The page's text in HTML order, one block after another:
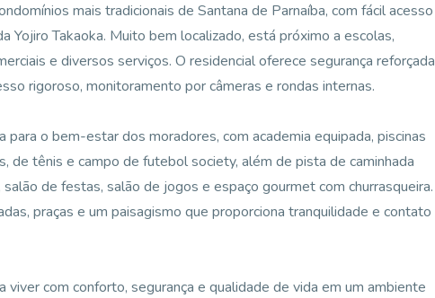
mais tradicionais de Santana de Parnaíba, com fácil acesso
Yojiro Takaoka. Muito bem localizado, está próximo a escolas,
e diversos serviços. O residencial oferece segurança reforçada
rigoroso, monitoramento por câmeras e rondas internas.
o bem-estar dos moradores, com academia equipada, piscinas
de tênis e campo de futebol society, além de pista de caminhada
de festas, salão de jogos e espaço gourmet com churrasqueira.
praças e um paisagismo que proporciona tranquilidade e contato
com conforto, segurança e qualidade de vida em um ambiente